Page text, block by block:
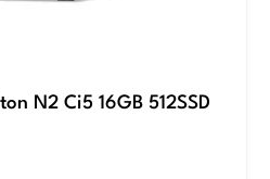
N2 Ci5 16GB 512SSD